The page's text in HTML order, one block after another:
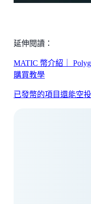
延伸閱讀：
MATIC 幣介紹｜
購買教學
已發幣的項目還能空